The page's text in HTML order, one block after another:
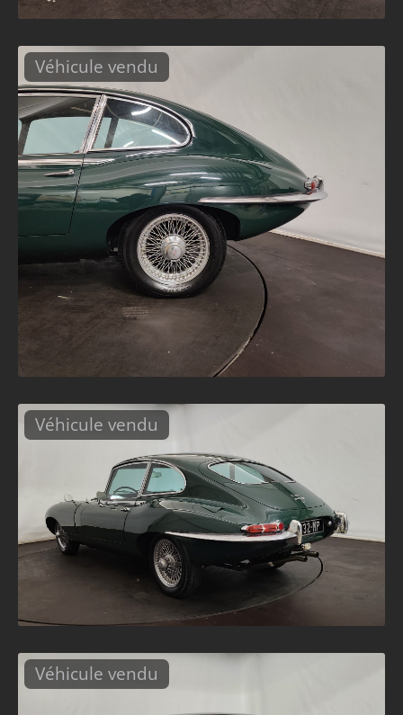
Véhicule vendu
Véhicule vendu
Véhicule vendu